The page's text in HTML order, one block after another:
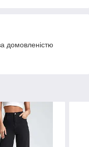
домовленістю